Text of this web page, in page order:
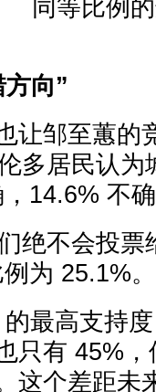
同等比例
向”
让邹至蕙的
多居民认为
14.6% 不
绝不会投票
为 25.1%。
最高支持
只有 45%
这个差距未